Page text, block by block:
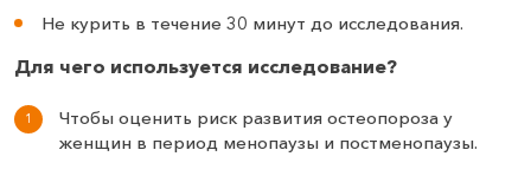
Не курить в течение 30 минут до исследования.
Для чего используется исследование?
Чтобы оценить риск развития остеопороза у
женщин в период менопаузы и постменопаузы.